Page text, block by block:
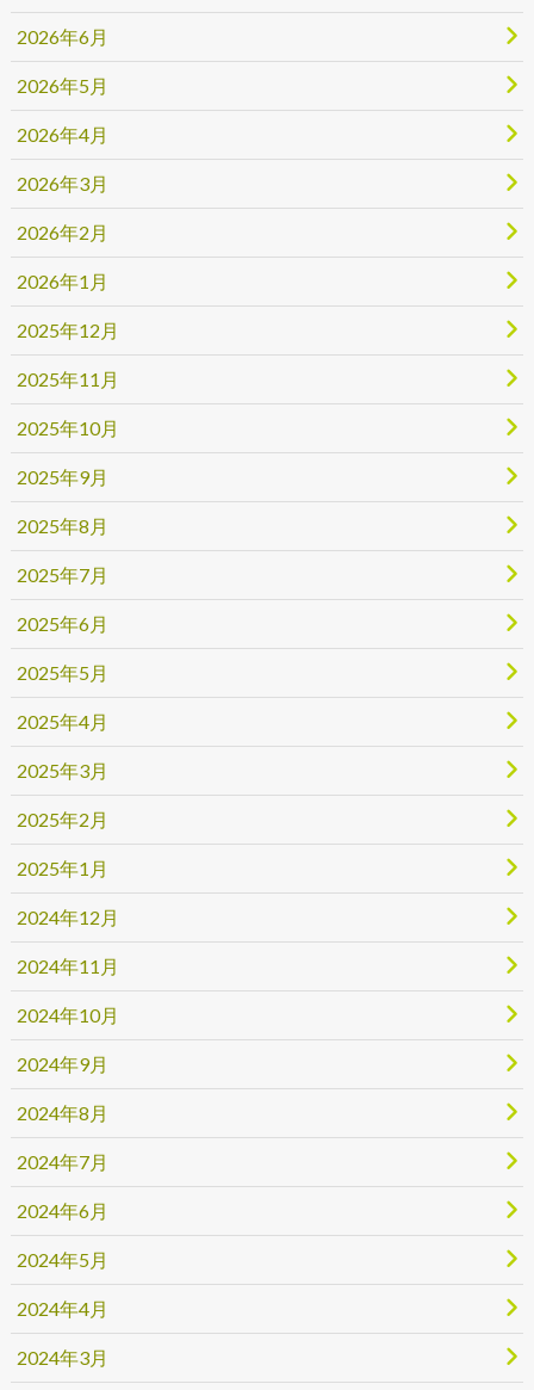
2026年6月
2026年5月
2026年4月
2026年3月
2026年2月
2026年1月
2025年12月
2025年11月
2025年10月
2025年9月
2025年8月
2025年7月
2025年6月
2025年5月
2025年4月
2025年3月
2025年2月
2025年1月
2024年12月
2024年11月
2024年10月
2024年9月
2024年8月
2024年7月
2024年6月
2024年5月
2024年4月
2024年3月